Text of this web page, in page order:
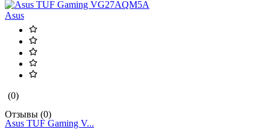
Asus
(0)
Отзывы (0)
Asus TUF Gaming V...